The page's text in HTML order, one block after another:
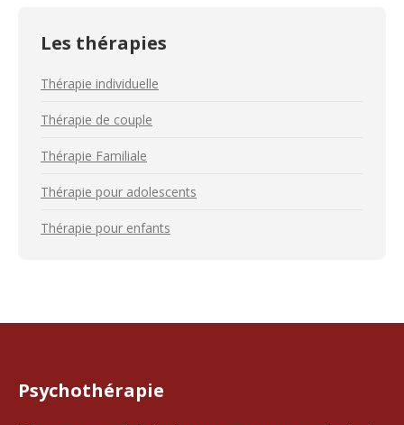
Les thérapies
Thérapie individuelle
Thérapie de couple
Thérapie Familiale
Thérapie pour adolescents
Thérapie pour enfants
Psychothérapie